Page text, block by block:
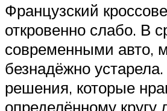
Французский
откровенно слабо. В
современными авто,
безнадёжно
решения, которые
определённому кругу